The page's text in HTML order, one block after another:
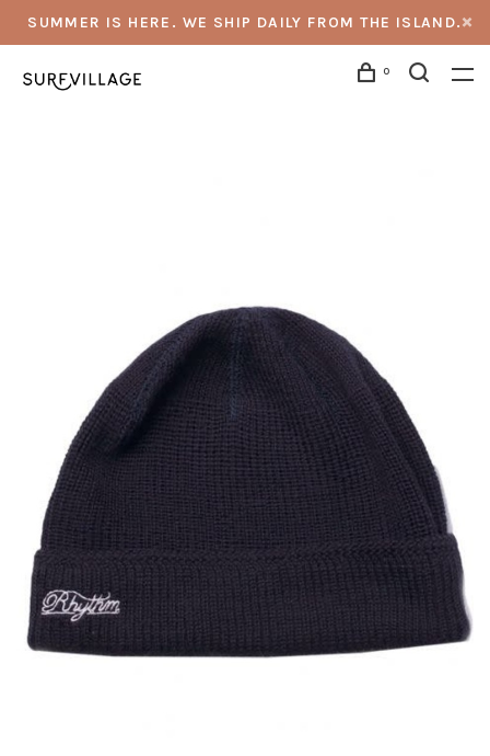
SUMMER IS HERE. WE SHIP DAILY FROM THE ISLAND.
0